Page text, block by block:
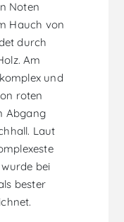
Noten
Hauch von
durch
Am
und
roten
Abgang
Laut
bei
bester